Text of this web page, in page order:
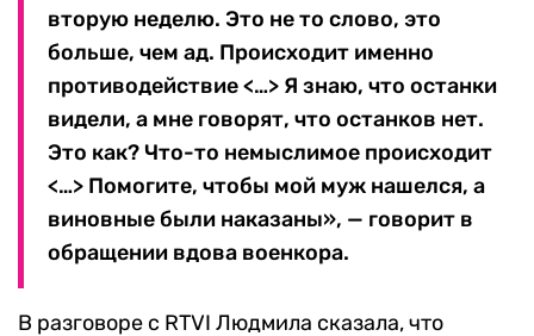
вторую неделю. Это не то слово, это
больше, чем ад. Происходит именно
противодействие <…> Я знаю, что останки
видели, а мне говорят, что останков нет.
Это как? Что-то немыслимое происходит
<…> Помогите, чтобы мой муж нашелся, а
виновные были наказаны», — говорит в
обращении вдова военкора.
В разговоре с RTVI Людмила сказала, что